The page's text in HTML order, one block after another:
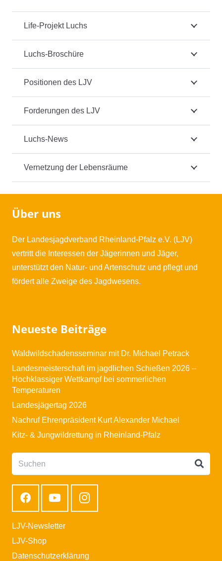
Life-Projekt Luchs
Luchs-Broschüre
Positionen des LJV
Forderungen des LJV
Luchs-News
Vernetzung der Lebensräume
Über uns
Der Landesjagdverband Rheinland-Pfalz e.V. (LJV)
vertritt die Interessen der Jägerinnen und Jäger,
unterstützt den Natur- und Artenschutz und pflegt und
fördert alle Zweige des Jagdwesens.
Neueste Beiträge
Waldwildschadensseminar mit Dr. Michael Petrack
Landesmeisterschaft im jagdlichen Schießen 2026 –
Hochklassiger Wettkampf bei sommerlichen
Temperaturen
Landesjägertag 2026
Nachruf Ehrenpräsident Kurt Alexander Michael
Kitz- & Jungwildrettung in Rheinland-Pfalz
LJV-Newsletter
LJV-Shop
Datenschutzerklärung